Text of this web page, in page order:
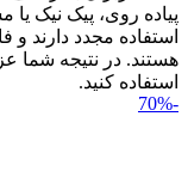
پیاده روی، پیک نیک
هستند. در نتیجه شما
استفاده کنید.
-70%